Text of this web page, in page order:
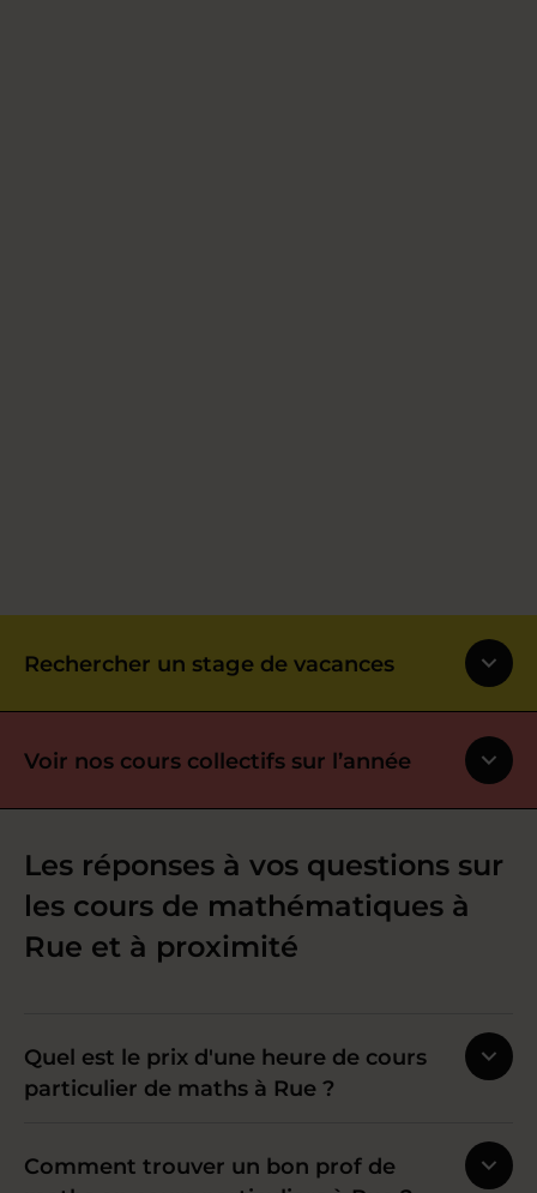
Rechercher un stage de vacances
Voir nos cours collectifs sur l’année
Les réponses à vos questions sur
les cours de mathématiques à
Rue et à proximité
Quel est le prix d'une heure de cours
particulier de maths à Rue ?
Comment trouver un bon prof de